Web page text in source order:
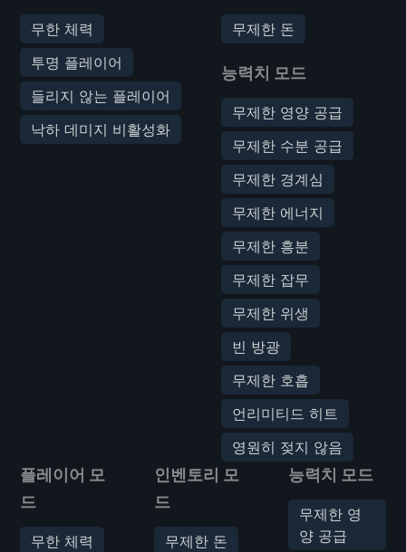
무한 체력
투명 플레이어
들리지 않는 플레이어
낙하 데미지 비활성화
무제한 돈
능력치 모드
무제한 영양 공급
무제한 수분 공급
무제한 경계심
무제한 에너지
무제한 흥분
무제한 잡무
무제한 위생
빈 방광
무제한 호흡
언리미티드 히트
영원히 젖지 않음
플레이어 모
드
무한 체력
인벤토리 모
드
무제한 돈
능력치 모드
무제한 영
양 공급